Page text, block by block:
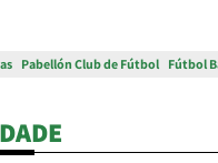
Pabellón Club de Fútbol Fútbol